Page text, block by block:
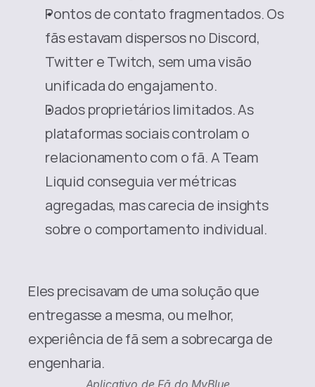
Pontos de contato fragmentados. Os
fãs estavam dispersos no Discord,
Twitter e Twitch, sem uma visão
unificada do engajamento.
Dados proprietários limitados. As
plataformas sociais controlam o
relacionamento com o fã. A Team
Liquid conseguia ver métricas
agregadas, mas carecia de insights
sobre o comportamento individual.
Eles precisavam de uma solução que
entregasse a mesma, ou melhor,
experiência de fã sem a sobrecarga de
engenharia.
Aplicativo de Fã do MyBlue